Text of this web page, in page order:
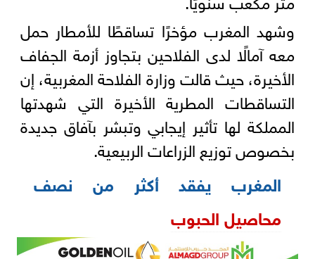
وشهد المغرب مؤخرًا تساقطًا للأمطار حمل
معه آمالًا لدى الفلاحين بتجاوز أزمة الجفاف
الأخيرة، حيث قالت وزارة الفلاحة المغربية، إن
التساقطات المطرية الأخيرة التي شهدتها
المملكة لها تأثير إيجابي وتبشر بآفاق جديدة
بخصوص توزيع الزراعات الربيعية.
المغرب يفقد أكثر من نصف
محاصيل الحبوب